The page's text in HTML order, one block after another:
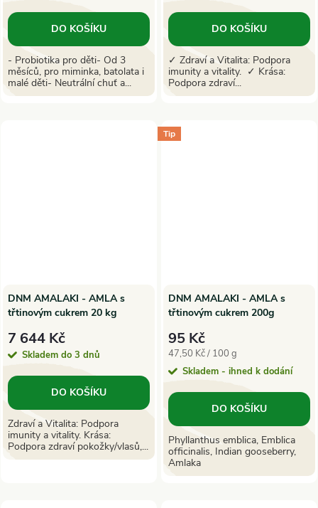
DO KOŠÍKU
- Probiotika pro děti- Od 3
měsíců, pro miminka, batolata i
malé děti- Neutrální chuť a...
DO KOŠÍKU
✓ Zdraví a Vitalita: Podpora
imunity a vitality. ✓ Krása:
Podpora zdraví...
DNM AMALAKI - AMLA s
třtinovým cukrem 20 kg
7 644 Kč
Skladem do 3 dnů
DO KOŠÍKU
Zdraví a Vitalita: Podpora
imunity a vitality. Krása:
Podpora zdraví pokožky/vlasů,...
Tip
DNM AMALAKI - AMLA s
třtinovým cukrem 200g
95 Kč
Měrná
cena:
47,50 Kč / 100 g
Skladem - ihned k dodání
DO KOŠÍKU
Phyllanthus emblica, Emblica
officinalis, Indian gooseberry,
Amlaka